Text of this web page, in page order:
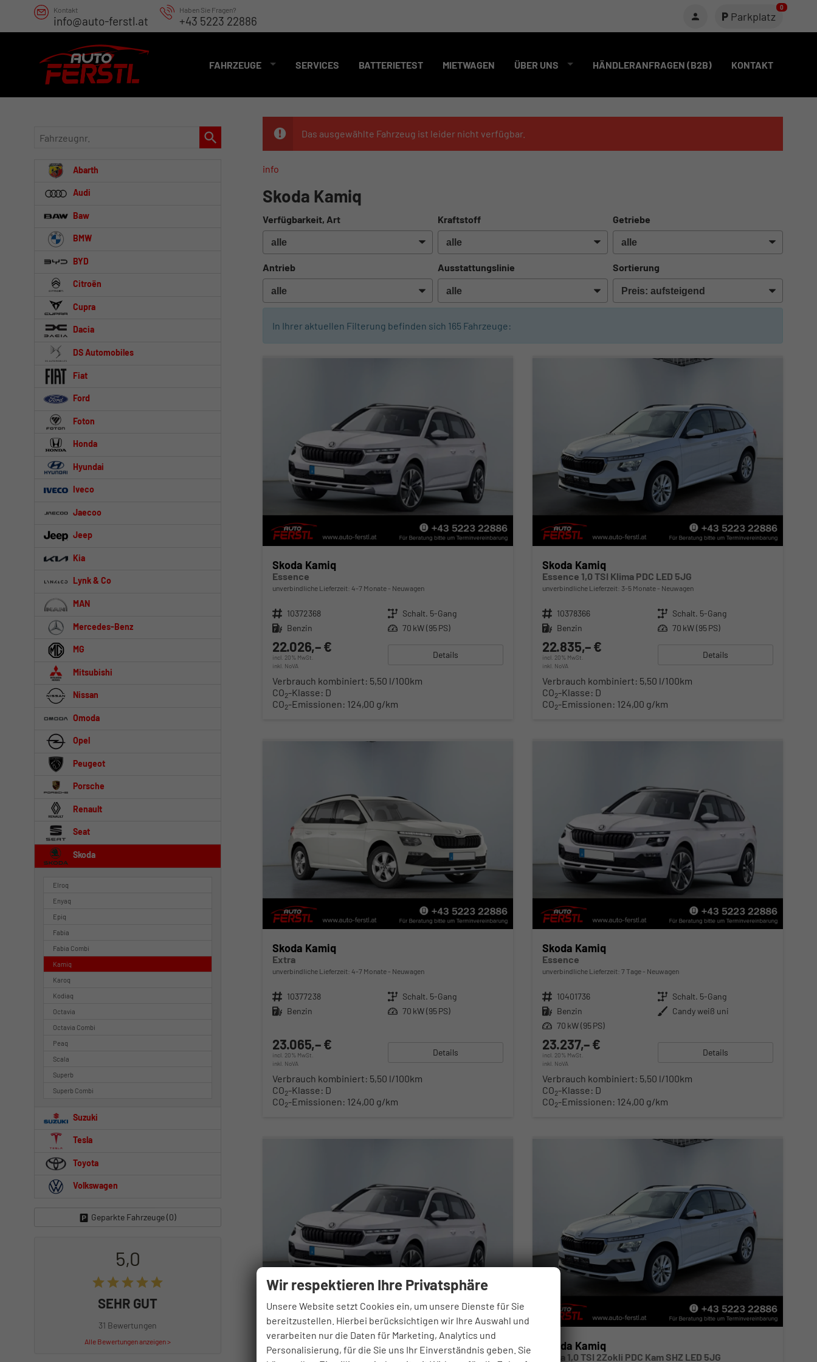
Kontakt
info@auto-ferstl.at
Haben Sie Fragen?
+43 5223 22886 Parkplatz
0
FAHRZEUGE SERVICES BATTERIETEST MIETWAGEN ÜBER UNS HÄNDLERANFRAGEN (B2B) KONTAKT
Das ausgewählte Fahrzeug ist leider nicht verfügbar.
info
Skoda Kamiq
Verfügbarkeit, Art Kraftstoff Getriebe
Antrieb Ausstattungslinie Sortierung
In Ihrer aktuellen Filterung befinden sich 165Fahrzeuge:
Skoda Kamiq
Essence
unverbindliche Lieferzeit: 4-7 Monate Neuwagen
Fahrzeugnr. 10372368 Getriebe Schalt. 5-Gang
Kraftstoff Benzin Leistung 70 kW (95 PS)
22.026,– €
incl. 20% MwSt.
inkl. NoVA
Details
Verbrauch kombiniert: 5,50 l/100km
CO2-Klasse: D
CO2-Emissionen: 124,00 g/km
Skoda Kamiq
Essence 1,0 TSI Klima PDC LED 5JG
unverbindliche Lieferzeit: 3-5 Monate Neuwagen
Fahrzeugnr. 10378366 Getriebe Schalt. 5-Gang
Kraftstoff Benzin Leistung 70 kW (95 PS)
22.835,– €
incl. 20% MwSt.
inkl. NoVA
Details
Verbrauch kombiniert: 5,50 l/100km
CO2-Klasse: D
CO2-Emissionen: 124,00 g/km
Skoda Kamiq
Extra
unverbindliche Lieferzeit: 4-7 Monate Neuwagen
Fahrzeugnr. 10377238 Getriebe Schalt. 5-Gang
Kraftstoff Benzin Leistung 70 kW (95 PS)
23.065,– €
incl. 20% MwSt.
inkl. NoVA
Details
Verbrauch kombiniert: 5,50 l/100km
CO2-Klasse: D
CO2-Emissionen: 124,00 g/km
Skoda Kamiq
Essence
unverbindliche Lieferzeit: 7 Tage Neuwagen
Fahrzeugnr. 10401736 Getriebe Schalt. 5-Gang
Kraftstoff Benzin Außenfarbe Candy weiß uni
Leistung 70 kW (95 PS)
23.237,– €
incl. 20% MwSt.
inkl. NoVA
Details
Verbrauch kombiniert: 5,50 l/100km
CO2-Klasse: D
CO2-Emissionen: 124,00 g/km
Skoda Kamiq
Selection
Skoda Kamiq
Extra 1,0 TSI 2Zokli PDC Kam SHZ LED 5JG
Fahrzeugnr.
Abarth
Audi
Baw
BMW
BYD
Citroën
Cupra
Dacia
DS Automobiles
Fiat
Ford
Foton
Honda
Hyundai
Iveco
Jaecoo
Jeep
Kia
Lynk & Co
MAN
Mercedes-Benz
MG
Mitsubishi
Nissan
Omoda
Opel
Peugeot
Porsche
Renault
Seat
Skoda
Elroq
Enyaq
Epiq
Fabia
Fabia Combi
Kamiq
Karoq
Kodiaq
Octavia
Octavia Combi
Peaq
Scala
Superb
Superb Combi
Suzuki
Tesla
Toyota
Volkswagen
Geparkte Fahrzeuge (0)
5,0
SEHR GUT
31 Bewertungen
Alle Bewertungen anzeigen >
Wir respektieren Ihre Privatsphäre
Unsere Website setzt Cookies ein, um unsere Dienste für Sie
bereitzustellen. Hierbei berücksichtigen wir Ihre Auswahl und
verarbeiten nur die Daten für Marketing, Analytics und
Personalisierung, für die Sie uns Ihr Einverständnis geben. Sie